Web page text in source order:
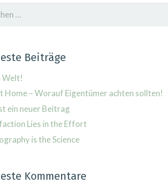
Beiträge
Welt!
Home – Worauf Eigentümer achten sollten!
ein neuer Beitrag
Lies in the Effort
is the Science
Kommentare